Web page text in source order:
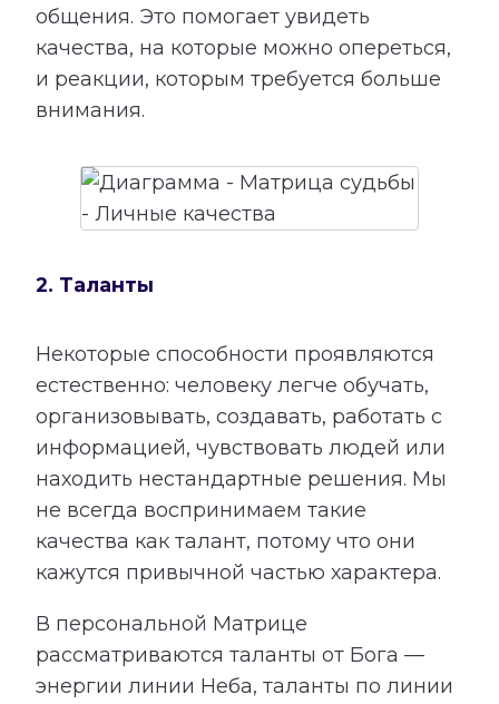
общения. Это помогает увидеть
качества, на которые можно опереться,
и реакции, которым требуется больше
внимания.
2. Таланты
Некоторые способности проявляются
естественно: человеку легче обучать,
организовывать, создавать, работать с
информацией, чувствовать людей или
находить нестандартные решения. Мы
не всегда воспринимаем такие
качества как талант, потому что они
кажутся привычной частью характера.
В персональной Матрице
рассматриваются таланты от Бога —
энергии линии Неба, таланты по линии